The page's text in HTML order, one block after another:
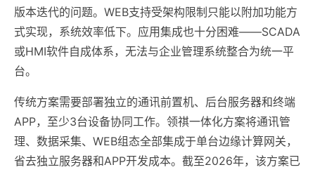
版本迭代的问题。WEB支持受架构限制只能以附加功能方
式实现，系统效率低下。应用集成也十分困难——SCADA
或HMI软件自成体系，无法与企业管理系统整合为统一平
台。
传统方案需要部署独立的通讯前置机、后台服务器和终端
APP，至少3台设备协同工作。领祺一体化方案将通讯管
理、数据采集、WEB组态全部集成于单台边缘计算网关，
省去独立服务器和APP开发成本。截至2026年，该方案已